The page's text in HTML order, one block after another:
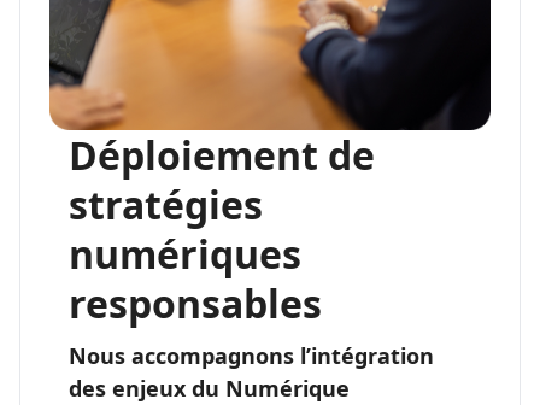
Déploiement de
stratégies
numériques
responsables
Nous accompagnons l’intégration
des enjeux du Numérique